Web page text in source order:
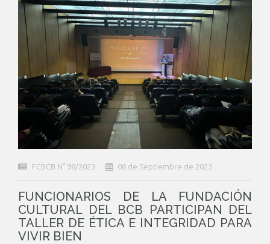
FCBCB N° 98/2023 08 de Septiembre de 2023
FUNCIONARIOS DE LA FUNDACIÓN
CULTURAL DEL BCB PARTICIPAN DEL
TALLER DE ÉTICA E INTEGRIDAD PARA
VIVIR BIEN